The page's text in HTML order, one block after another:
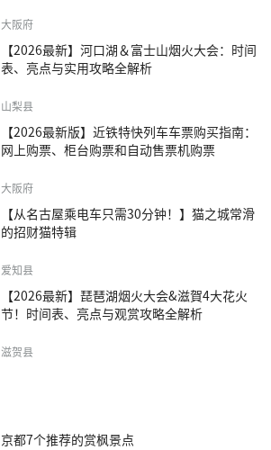
大阪府
【2026最新】河口湖＆富士山烟火大会：时间
表、亮点与实用攻略全解析
山梨县
【2026最新版】近铁特快列车车票购买指南：
网上购票、柜台购票和自动售票机购票
大阪府
【从名古屋乘电车只需30分钟！】猫之城常滑
的招财猫特辑
爱知县
【2026最新】琵琶湖烟火大会&滋賀4大花火
节！时间表、亮点与观赏攻略全解析
滋贺县
京都7个推荐的赏枫景点